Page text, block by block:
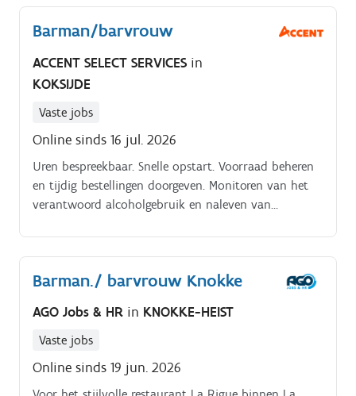
Barman/barvrouw
ACCENT SELECT SERVICES in
KOKSIJDE
Vaste jobs
Online sinds 16 jul. 2026
Uren bespreekbaar. Snelle opstart. Voorraad beheren
en tijdig bestellingen doorgeven. Monitoren van het
verantwoord alcoholgebruik en naleven van
Barman./ barvrouw Knokke
AGO Jobs & HR in KNOKKE-HEIST
Vaste jobs
Online sinds 19 jun. 2026